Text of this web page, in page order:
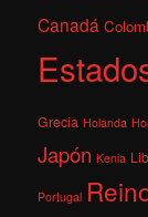
Canadá
Grecia Holanda
Japón Kenia
Portugal